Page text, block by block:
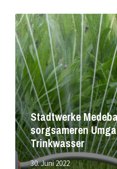
Stadtwerke
sorgsameren
Trinkwasser
30. Juni 2022
Mehr
erfahren